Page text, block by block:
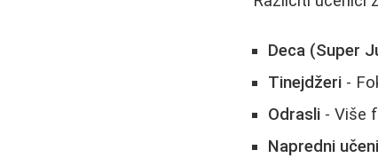
Deca (Super
Tinejdžeri -
Odrasli - Više
Napredni